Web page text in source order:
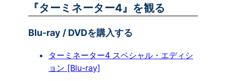
『ターミネーター4』を観る
Blu-ray / DVDを購入する
ターミネーター4 スペシャル・エディシ
ョン [Blu-ray]